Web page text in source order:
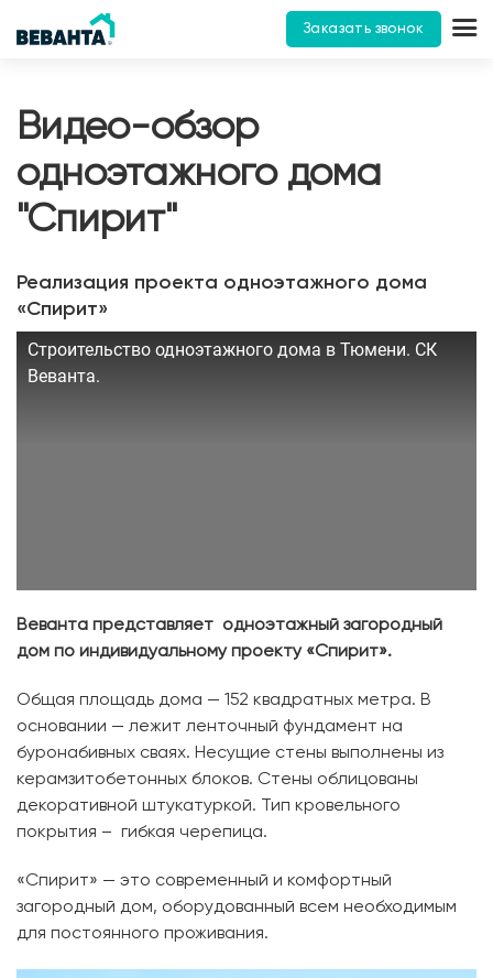
Заказать звонок
Видео-обзор
одноэтажного дома
"Спирит"
Реализация проекта одноэтажного дома
«Спирит»
Строительство одноэтажного дома в Тюмени. СК
Веванта.
Веванта представляет одноэтажный загородный
дом по индивидуальному проекту «Спирит».
Общая площадь дома — 152 квадратных метра. В
основании — лежит ленточный фундамент на
буронабивных сваях. Несущие стены выполнены из
керамзитобетонных блоков. Стены облицованы
декоративной штукатуркой. Тип кровельного
покрытия – гибкая черепица.
«Спирит» — это современный и комфортный
загородный дом, оборудованный всем необходимым
для постоянного проживания.